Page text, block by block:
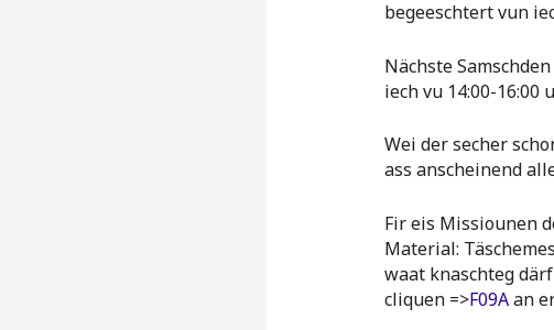
begeeschtert vun
Nächste
iech vu 14:00-16:00
Wei der secher
ass anscheinend
Fir eis Missiounen
Material:
waat knaschteg
cliquen =>F09Aan